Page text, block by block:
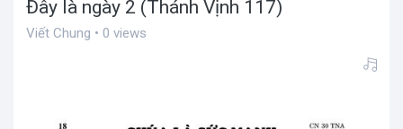
Đây là ngày 2 (Thánh Vịnh 117)
Viết Chung • 0 views